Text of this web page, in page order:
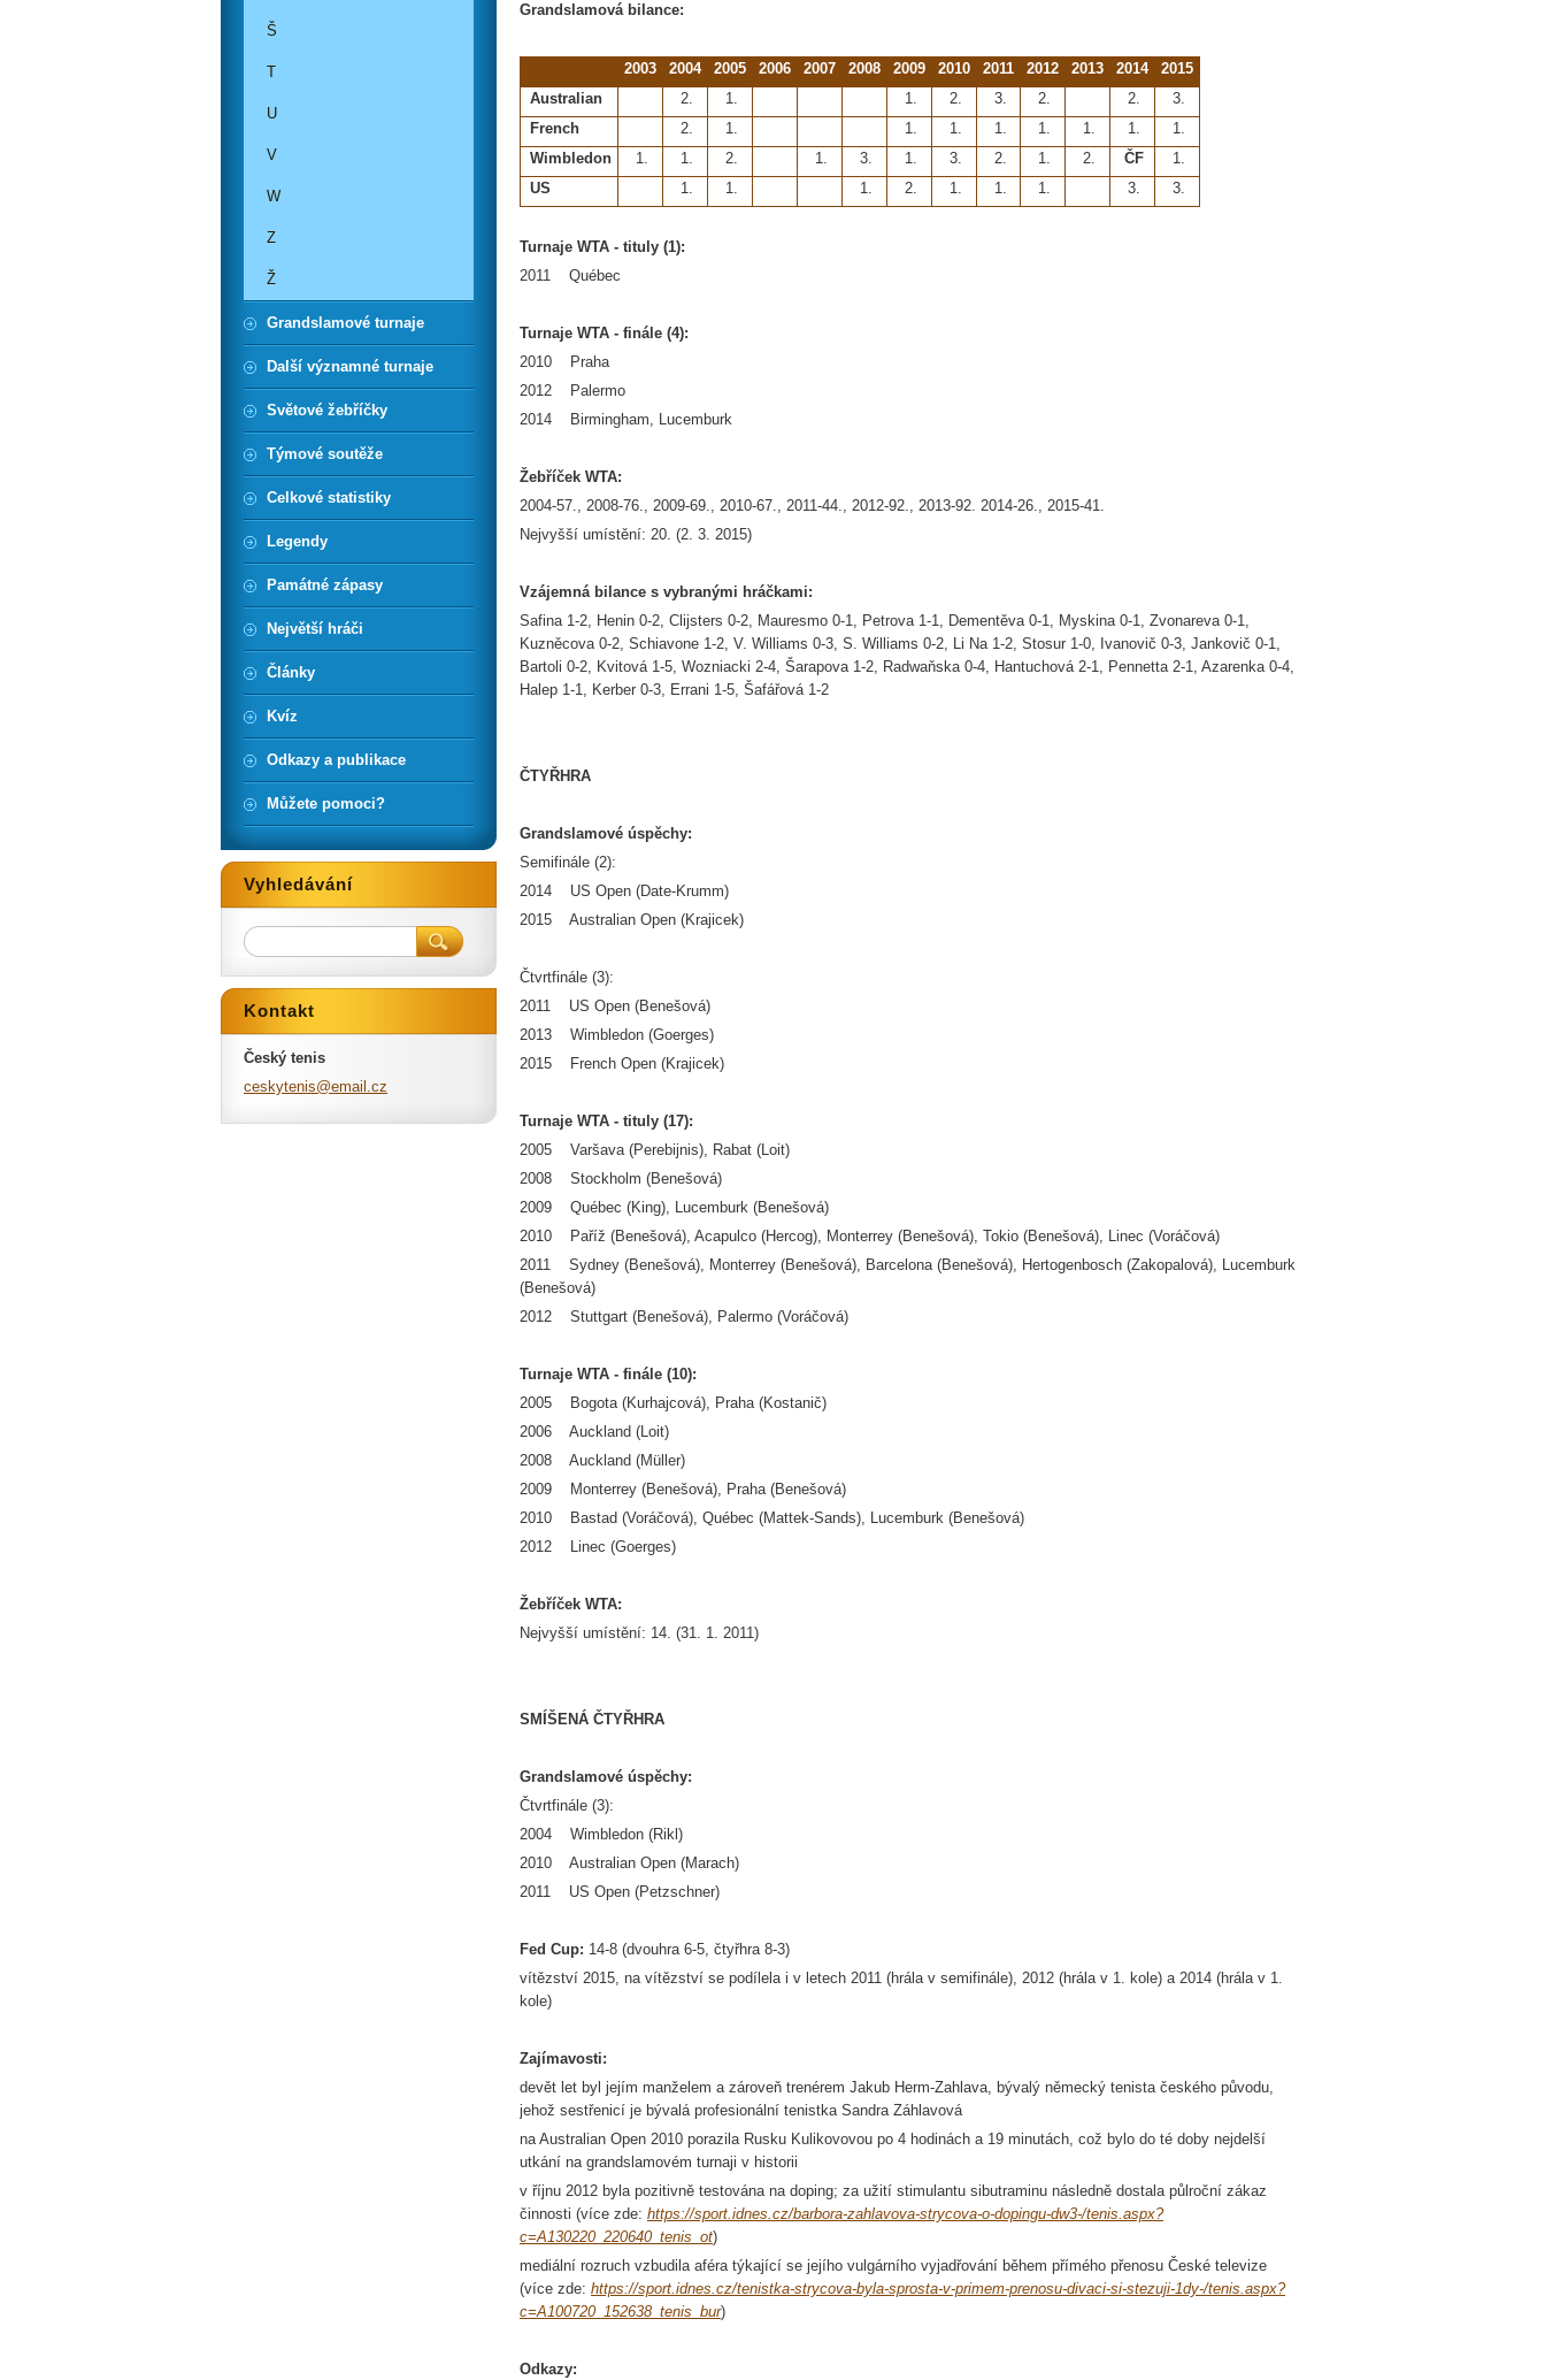
Grandslamová bilance:
2003 2004 2005 2006 2007 2008 2009 2010 2011 2012 2013 2014
2015
Australian
2. 1. 1. 2. 3. 2. 2.
3.
French
2. 1. 1. 1. 1. 1. 1. 1.
1.
Wimbledon
1. 1. 2. 1. 3. 1. 3. 2. 1. 2. ČF
1.
US
1. 1. 1. 2. 1. 1. 1. 3. 3.
Turnaje WTA - tituly (1):
2011 Québec
Turnaje WTA - finále (4):
2010 Praha
2012 Palermo
2014 Birmingham, Lucemburk
Žebříček WTA:
2004-57., 2008-76., 2009-69., 2010-67., 2011-44., 2012-92., 2013-92. 2014-26., 2015-41.
Nejvyšší umístění: 20. (2. 3. 2015)
Vzájemná bilance s vybranými hráčkami:
Safina 1-2, Henin 0-2, Clijsters 0-2, Mauresmo 0-1, Petrova 1-1, Dementěva 0-1, Myskina 0-1, Zvonareva 0-1,
Kuzněcova 0-2, Schiavone 1-2, V. Williams 0-3, S. Williams 0-2, Li Na 1-2, Stosur 1-0, Ivanovič 0-3, Jankovič 0-1,
Bartoli 0-2, Kvitová 1-5, Wozniacki 2-4, Šarapova 1-2, Radwaňska 0-4, Hantuchová 2-1, Pennetta 2-1, Azarenka 0-4,
Halep 1-1, Kerber 0-3, Errani 1-5, Šafářová 1-2
ČTYŘHRA
Grandslamové úspěchy:
Semifinále (2):
2014 US Open (Date-Krumm)
2015 Australian Open (Krajicek)
Čtvrtfinále (3):
2011 US Open (Benešová)
2013 Wimbledon (Goerges)
2015 French Open (Krajicek)
Turnaje WTA - tituly (17):
2005 Varšava (Perebijnis), Rabat (Loit)
2008 Stockholm (Benešová)
2009 Québec (King), Lucemburk (Benešová)
2010 Paříž (Benešová), Acapulco (Hercog), Monterrey (Benešová), Tokio (Benešová), Linec (Voráčová)
2011 Sydney (Benešová), Monterrey (Benešová), Barcelona (Benešová), Hertogenbosch (Zakopalová), Lucemburk
(Benešová)
2012 Stuttgart (Benešová), Palermo (Voráčová)
Turnaje WTA - finále (10):
2005 Bogota (Kurhajcová), Praha (Kostanič)
2006 Auckland (Loit)
2008 Auckland (Müller)
2009 Monterrey (Benešová), Praha (Benešová)
2010 Bastad (Voráčová), Québec (Mattek-Sands), Lucemburk (Benešová)
2012 Linec (Goerges)
Žebříček WTA:
Nejvyšší umístění: 14. (31. 1. 2011)
SMÍŠENÁ ČTYŘHRA
Grandslamové úspěchy:
Čtvrtfinále (3):
2004 Wimbledon (Rikl)
2010 Australian Open (Marach)
2011 US Open (Petzschner)
Fed Cup: 14-8 (dvouhra 6-5, čtyřhra 8-3)
vítězství 2015, na vítězství se podílela i v letech 2011 (hrála v semifinále), 2012 (hrála v 1. kole) a 2014 (hrála v 1.
kole)
Zajímavosti:
devět let byl jejím manželem a zároveň trenérem Jakub Herm-Zahlava, bývalý německý tenista českého původu,
jehož sestřenicí je bývalá profesionální tenistka Sandra Záhlavová
na Australian Open 2010 porazila Rusku Kulikovovou po 4 hodinách a 19 minutách, což bylo do té doby nejdelší
utkání na grandslamovém turnaji v historii
v říjnu 2012 byla pozitivně testována na doping; za užití stimulantu sibutraminu následně dostala půlroční zákaz
činnosti (více zde: https://sport.idnes.cz/barbora-zahlavova-strycova-o-dopingu-dw3-/tenis.aspx?
c=A130220_220640_tenis_ot)
mediální rozruch vzbudila aféra týkající se jejího vulgárního vyjadřování během přímého přenosu České televize
(více zde: https://sport.idnes.cz/tenistka-strycova-byla-sprosta-v-primem-prenosu-divaci-si-stezuji-1dy-/tenis.aspx?
c=A100720_152638_tenis_bur)
Odkazy:
Š
T
U
V
W
Z
Ž
Grandslamové turnaje
Další významné turnaje
Světové žebříčky
Týmové soutěže
Celkové statistiky
Legendy
Památné zápasy
Největší hráči
Články
Kvíz
Odkazy a publikace
Můžete pomoci?
Vyhledávání
Kontakt
Český tenis
ceskytenis@email .cz